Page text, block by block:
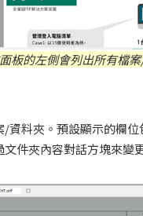
板的左側會列出所有檔
資料夾。預設顯示的欄
件夾內容對話方塊來變